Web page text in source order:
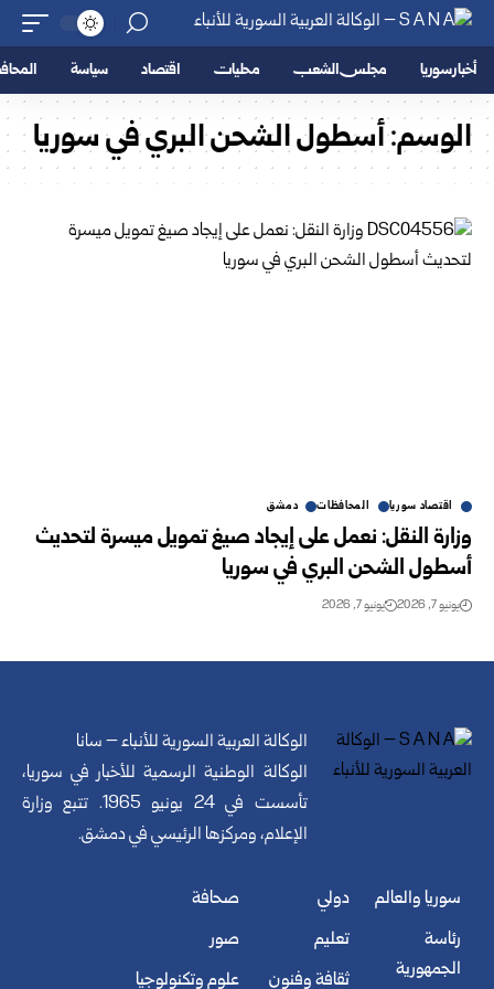
أخبار سوريا مجلس الشعب محليات اقتصاد سياسة
الوسم:أسطول الشحن البري في سوريا
اقتصاد سوريا المحافظات دمشق
وزارة النقل: نعمل على إيجاد صيغ تمويل ميسرة لتحديث
أسطول الشحن البري في سوريا
يونيو 7, 2026 يونيو 7, 2026
الوكالة العربية السورية للأنباء – سانا
الوكالة الوطنية الرسمية للأخبار في سوريا،
تأسست في 24 يونيو 1965. تتبع وزارة
الإعلام، ومركزها الرئيسي في دمشق.
سوريا والعالم
رئاسة
الجمهورية
دولي
تعليم
ثقافة وفنون
صحافة
صور
علوم وتكنولوجيا